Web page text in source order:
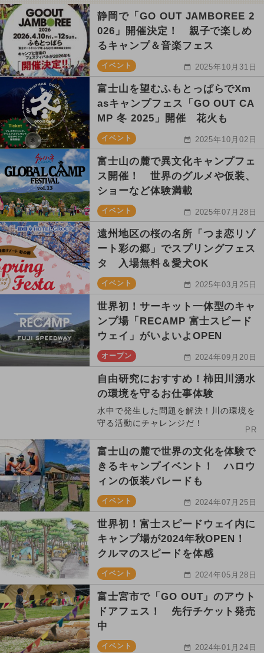
静岡で「GO OUT JAMBOREE 2
026」開催決定！ 親子で楽しめ
るキャンプ＆音楽フェス
イベント 2025年10月31日
富士山を望むふもとっぱらでXm
asキャンプフェス「GO OUT CA
MP 冬 2025」開催 花火も
イベント 2025年10月02日
富士山の麓で異文化キャンプフェ
ス開催！ 世界のグルメや仮装、
ショーなど体験満載
イベント 2025年07月28日
遠州地区の桜の名所「つま恋リゾ
ート彩の郷」でスプリングフェス
タ 入場無料＆愛犬OK
イベント 2025年03月25日
世界初！サーキット一体型のキャ
ンプ場「RECAMP 富士スピード
ウェイ」がいよいよOPEN
オープン 2024年09月20日
自由研究におすすめ！柿田川湧水
の環境を守るお仕事体験
水中で発生した問題を解決！川の環境を
守る活動にチャレンジだ！
PR
富士山の麓で世界の文化を体験で
きるキャンプイベント！ ハロウ
ィンの仮装パレードも
イベント 2024年07月25日
世界初！富士スピードウェイ内に
キャンプ場が2024年秋OPEN！
クルマのスピードを体感
イベント 2024年05月28日
富士宮市で「GO OUT」のアウト
ドアフェス！ 先行チケット発売
中
イベント 2024年01月24日